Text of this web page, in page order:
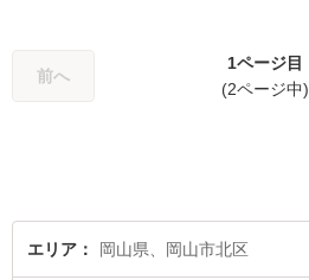
前へ
1ページ目
(2ページ中)
エリア 岡山県、岡山市北区